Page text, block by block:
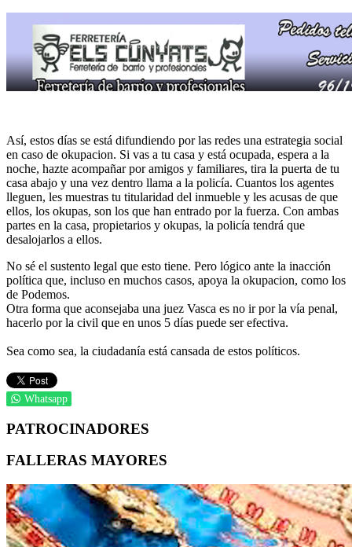
Así, estos días se está difundiendo por las redes una estrategia social
en caso de okupacion. Si vas a tu casa y está ocupada, espera a la
noche, hazte acompañar por amigos y familiares, tira la puerta de tu
casa abajo y una vez dentro llama a la policía. Cuantos los agentes
lleguen, les muestras tu titularidad del inmueble y les acusas de que
ellos, los okupas, son los que han entrado por la fuerza. Con ambas
partes en la casa, propietarios y okupas, la policía tendrá que
desalojarlos a ellos.
No sé el sustento legal que esto tiene. Pero lógico ante la inacción
política que, incluso en muchos casos, apoya la okupacion, como los
de Podemos.
Otra forma que aconsejaba una juez Vasca es no ir por la vía penal,
hacerlo por la civil que en unos 5 días puede ser efectiva.
Sea como sea, la ciudadanía está cansada de estos políticos.
Whatsapp
PATROCINADORES
FALLERAS MAYORES